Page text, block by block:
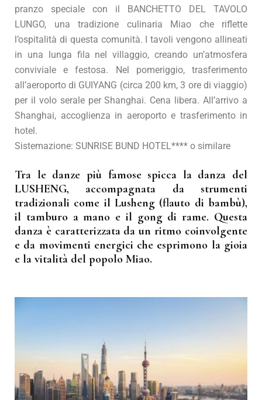
pranzo speciale con il BANCHETTO DEL TAVOLO
LUNGO, una tradizione culinaria Miao che riflette
l’ospitalità di questa comunità. I tavoli vengono allineati
in una lunga fila nel villaggio, creando un’atmosfera
conviviale e festosa. Nel pomeriggio, trasferimento
all’aeroporto di GUIYANG (circa 200 km, 3 ore di viaggio)
per il volo serale per Shanghai. Cena libera. All’arrivo a
Shanghai, accoglienza in aeroporto e trasferimento in
hotel.
Sistemazione: SUNRISE BUND HOTEL**** o similare
Tra le danze più famose spicca la danza del
LUSHENG, accompagnata da strumenti
tradizionali come il Lusheng (flauto di bambù),
il tamburo a mano e il gong di rame. Questa
danza è caratterizzata da un ritmo coinvolgente
e da movimenti energici che esprimono la gioia
e la vitalità del popolo Miao.